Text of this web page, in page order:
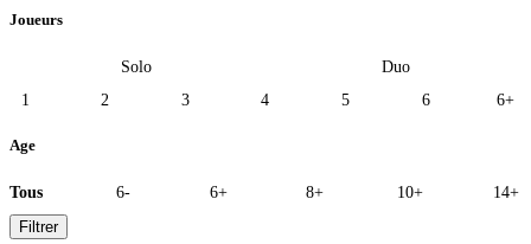
Joueurs
Solo
Duo
1
2 3 4 5 6 6+
Age
Tous 6- 6+ 8+ 10+
14+
Filtrer